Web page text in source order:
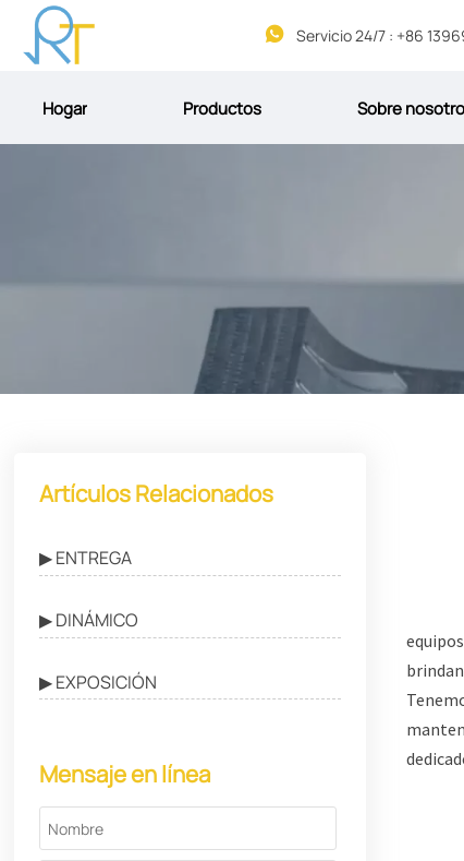

Hogar Productos Sobre
Artículos Relacionados
▶ ENTREGA
▶ DINÁMICO
▶ EXPOSICIÓN
Mensaje en línea